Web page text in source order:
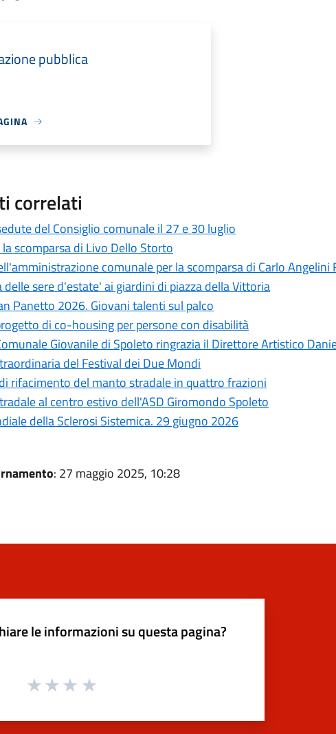
pubblica
correlati
del Consiglio comunale il 27 e 30 luglio
scomparsa di Livo Dello Storto
comunale per la scomparsa di Carlo Angelini
delle sere d'estate' ai giardini di piazza della Vittoria
Panetto 2026. Giovani talenti sul palco
di co-housing per persone con disabilità
Giovanile di Spoleto ringrazia il Direttore Artistico
del Festival dei Due Mondi
rifacimento del manto stradale in quattro frazioni
al centro estivo dell'ASD Giromondo Spoleto
della Sclerosi Sistemica. 29 giugno 2026
: 27 maggio 2025, 10:28
le informazioni su questa pagina?